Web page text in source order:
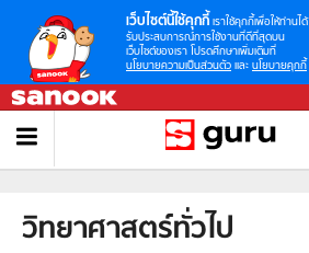
เว็บไซต์นี้ใช้คุกกี้ เราใช้คุกกี้เพื่อให้ท่านได้
รับประสบการณ์การใช้งานที่ดีที่สุดบน
เว็บไซต์ของเรา โปรดศึกษาเพิ่มเติมที่
นโยบายความเป็นส่วนตัว และ นโยบายคุกกี้
วิทยาศาสตร์ทั่วไป